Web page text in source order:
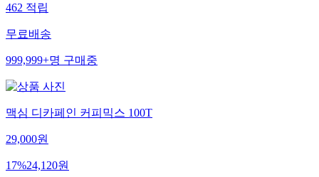
462적립
무료배송
999,999+명구매중
맥심 디카페인 커피믹스 100T
29,000원
17%24,120원